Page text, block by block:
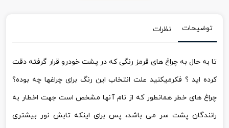
توضیحات نظرات
تا به حال به چراغ های قرمز رنگی که در پشت خودرو قرار گرفته دقت
کرده اید ؟ فکرمیکنید علت انتخاب این رنگ برای چراغها چه بوده؟
چراغ های خطر همانطور که از نام آنها مشخص است جهت اخطار به
رانندگان پشت سر می باشد، پس برای اینکه تابش نور بیشتری